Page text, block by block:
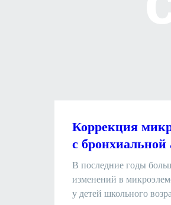
Коррекция
с бронхиальной
В последние годы
изменений в
у детей школьного